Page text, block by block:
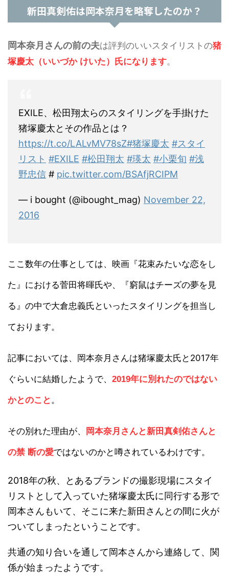
新田真剣佑は岡本奈月を略奪したのか？
岡本奈月さんの前の夫は評判のいいスタイリストの猪
塚慶太（いいづか けいた）氏になります。
EXILE、松田翔太らのスタイリングを手掛けた
猪塚慶太とその作品とは？
https://t.co/LALvMV78sZ#猪塚慶太 #スタイ
リスト #EXILE #松田翔太 #瑛太 #小栗旬 #浅
野忠信 # pic.twitter.com/BSAfjRCIPM
— i bought (@ibought_mag) November 22,
2016
ここ数年の仕事としては、映画『花束みたいな恋をし
た』における菅田将暉氏や、『窮鼠はチーズの夢を見
る』の中で大倉忠義氏といったスタイリングを担当し
ております。
記事においては、岡本奈月さんは猪塚慶太氏と2017年
ぐらいに結婚したようで、 2019年に別れたのではない
かとのこと 。
その別れた理由が、 岡本奈月さんと新田真剣佑さんと
の禁 断の愛ではないのかと噂されているわけです。
2018年の秋、とあるブランドの撮影現場にスタイ
リストとして入っていた猪塚慶太氏に同行する形で
岡本さんもいて、そこに来た新田さんとの間に火が
ついてしまったということです。
共通の知り合いを通して岡本さんから連絡して、関
係が始まったようです。